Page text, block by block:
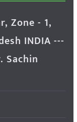
Zone - 1,
INDIA ---
Sachin